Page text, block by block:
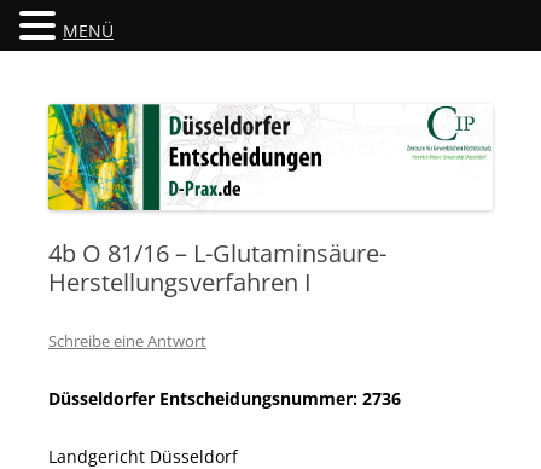
Düsseldorfer Entscheidungen
4b O 81/16 – L-Glutaminsäure-
Herstellungsverfahren I
Schreibe eine Antwort
Düsseldorfer Entscheidungsnummer: 2736
Landgericht Düsseldorf
MENÜ